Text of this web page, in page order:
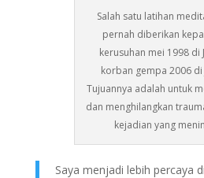
Salah satu latihan
pernah diberikan
kerusuhan mei 1998 di
korban gempa 2006 di
Tujuannya adalah untuk
dan menghilangkan
kejadian yang
Saya menjadi lebih percaya